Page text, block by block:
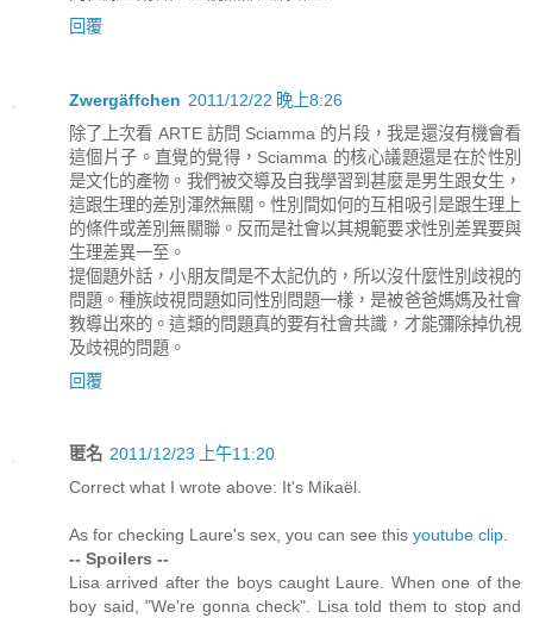
回覆
Zwergäffchen 2011/12/22 晚上8:26
除了上次看 ARTE 訪問 Sciamma 的片段，我是還沒有機會看
這個片子。直覺的覺得，Sciamma 的核心議題還是在於性別
是文化的產物。我們被交導及自我學習到甚麼是男生跟女生，
這跟生理的差別渾然無關。性別間如何的互相吸引是跟生理上
的條件或差別無關聯。反而是社會以其規範要求性別差異要與
生理差異一至。
提個題外話，小朋友間是不太記仇的，所以沒什麼性別歧視的
問題。種族歧視問題如同性別問題一樣，是被爸爸媽媽及社會
教導出來的。這類的問題真的要有社會共識，才能彌除掉仇視
及歧視的問題。
回覆
匿名 2011/12/23 上午11:20
Correct what I wrote above: It's Mikaël.
As for checking Laure's sex, you can see this youtube clip.
-- Spoilers --
Lisa arrived after the boys caught Laure. When one of the
boy said, "We're gonna check". Lisa told them to stop and